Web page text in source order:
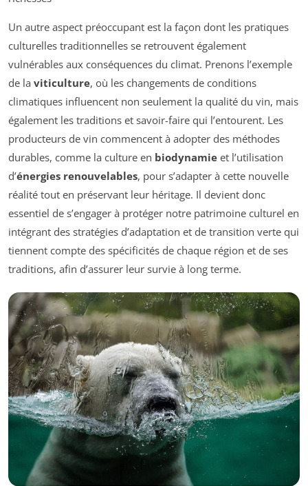
Un autre aspect préoccupant est la façon dont les pratiques
culturelles traditionnelles se retrouvent également
vulnérables aux conséquences du climat. Prenons l’exemple
de la viticulture, où les changements de conditions
climatiques influencent non seulement la qualité du vin, mais
également les traditions et savoir-faire qui l’entourent. Les
producteurs de vin commencent à adopter des méthodes
durables, comme la culture en biodynamie et l’utilisation
d’énergies renouvelables, pour s’adapter à cette nouvelle
réalité tout en préservant leur héritage. Il devient donc
essentiel de s’engager à protéger notre patrimoine culturel en
intégrant des stratégies d’adaptation et de transition verte qui
tiennent compte des spécificités de chaque région et de ses
traditions, afin d’assurer leur survie à long terme.